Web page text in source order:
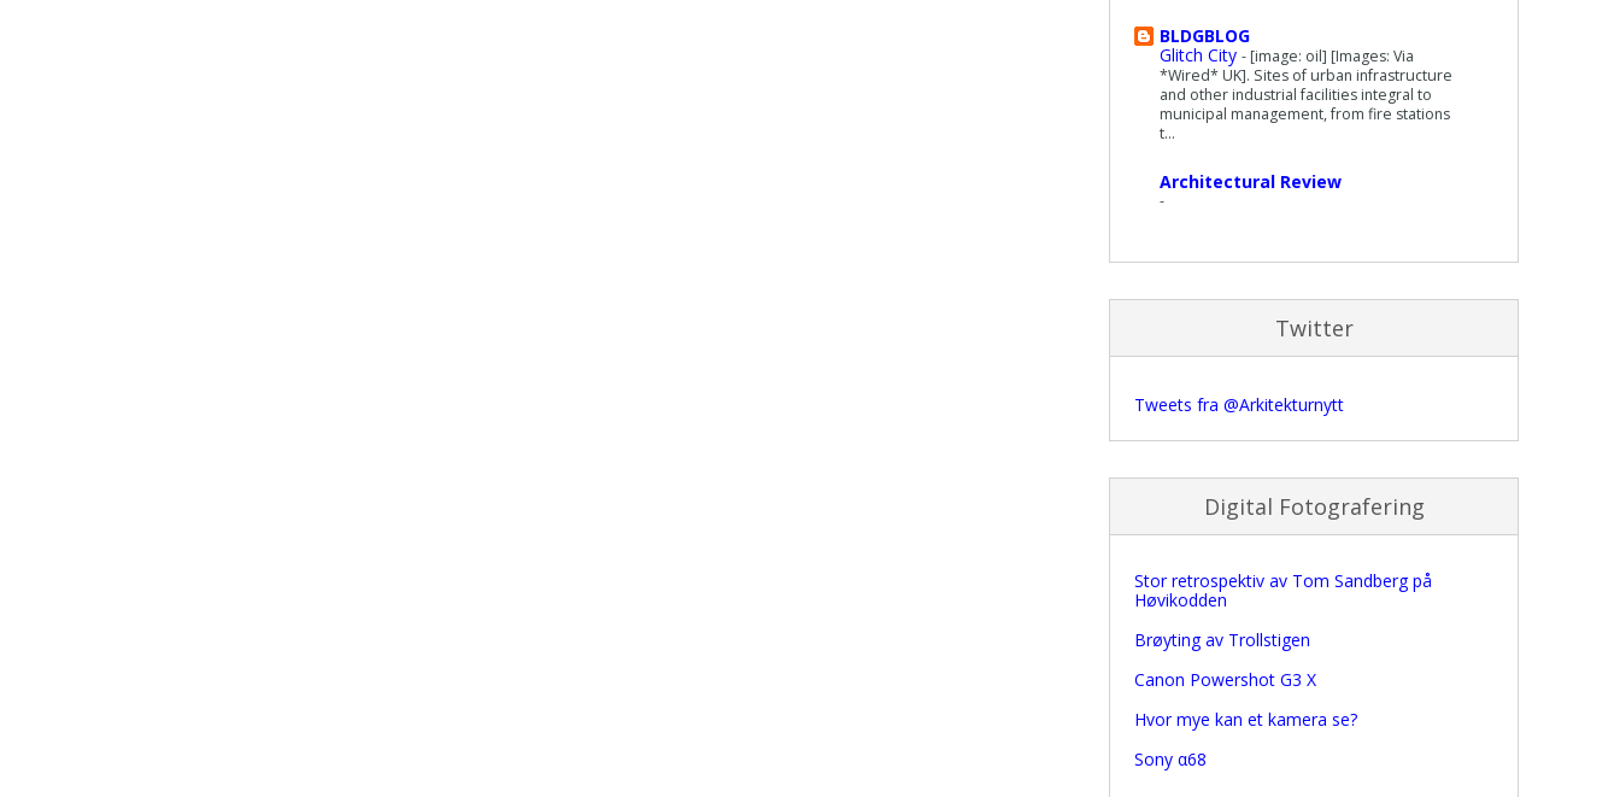
BLDGBLOG
Glitch City - [image: oil] [Images: Via
*Wired* UK]. Sites of urban infrastructure
and other industrial facilities integral to
municipal management, from fire stations
t...
Architectural Review
-
Twitter
Tweets fra @Arkitekturnytt
Digital Fotografering
Stor retrospektiv av Tom Sandberg på
Høvikodden
Brøyting av Trollstigen
Canon Powershot G3 X
Hvor mye kan et kamera se?
Sony α68